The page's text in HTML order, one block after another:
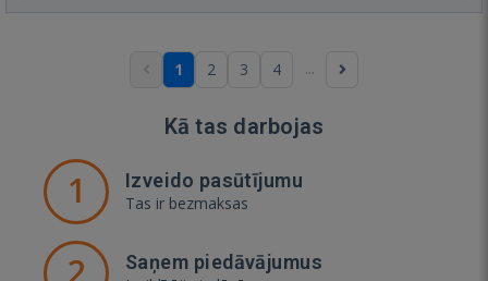
1 2 3 4 ...
Kā tas darbojas
1 Izveido pasūtījumu
Tas ir bezmaksas
2 Saņem piedāvājumus